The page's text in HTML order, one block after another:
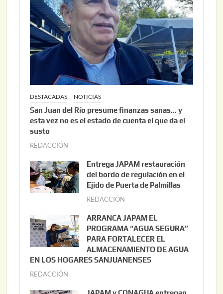
DESTACADAS NOTICIAS
San Juan del Río presume finanzas sanas… y
esta vez no es el estado de cuenta el que da el
susto
REDACCIÓN
o
s
t
3
,
2
0
Entrega JAPAM restauración
del bordo de regulación en el
Ejido de Puerta de Palmillas
REDACCIÓN
i
o
2
ARRANCA JAPAM EL
PROGRAMA “AGUA SEGURA”
PARA FORTALECER EL
ALMACENAMIENTO DE AGUA
EN LOS HOGARES SANJUANENSES
REDACCIÓN